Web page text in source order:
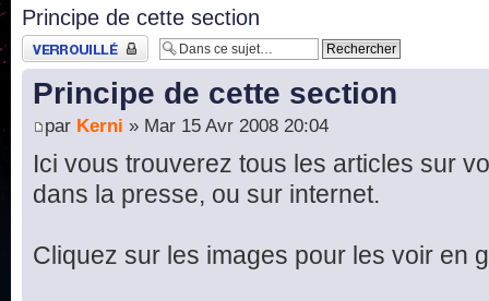
Principe de cette section
Sujet verrouillé
Principe de cette section
par Kerni » Mar 15 Avr 2008 20:04
Ici vous trouverez tous les articles sur
dans la presse, ou sur internet.
Cliquez sur les images pour les voir en